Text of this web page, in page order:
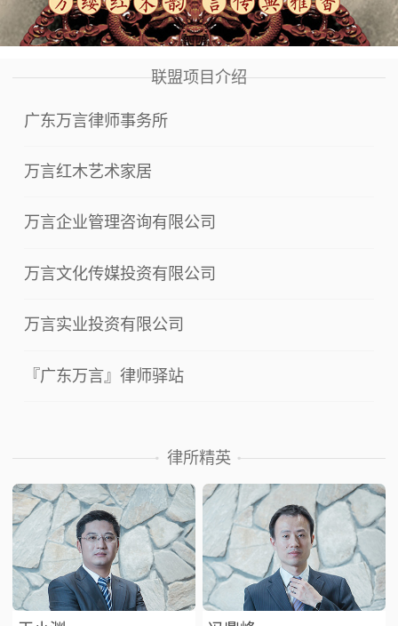
联盟项目介绍
广东万言律师事务所
万言红木艺术家居
万言企业管理咨询有限公司
万言文化传媒投资有限公司
万言实业投资有限公司
『广东万言』律师驿站
律所精英